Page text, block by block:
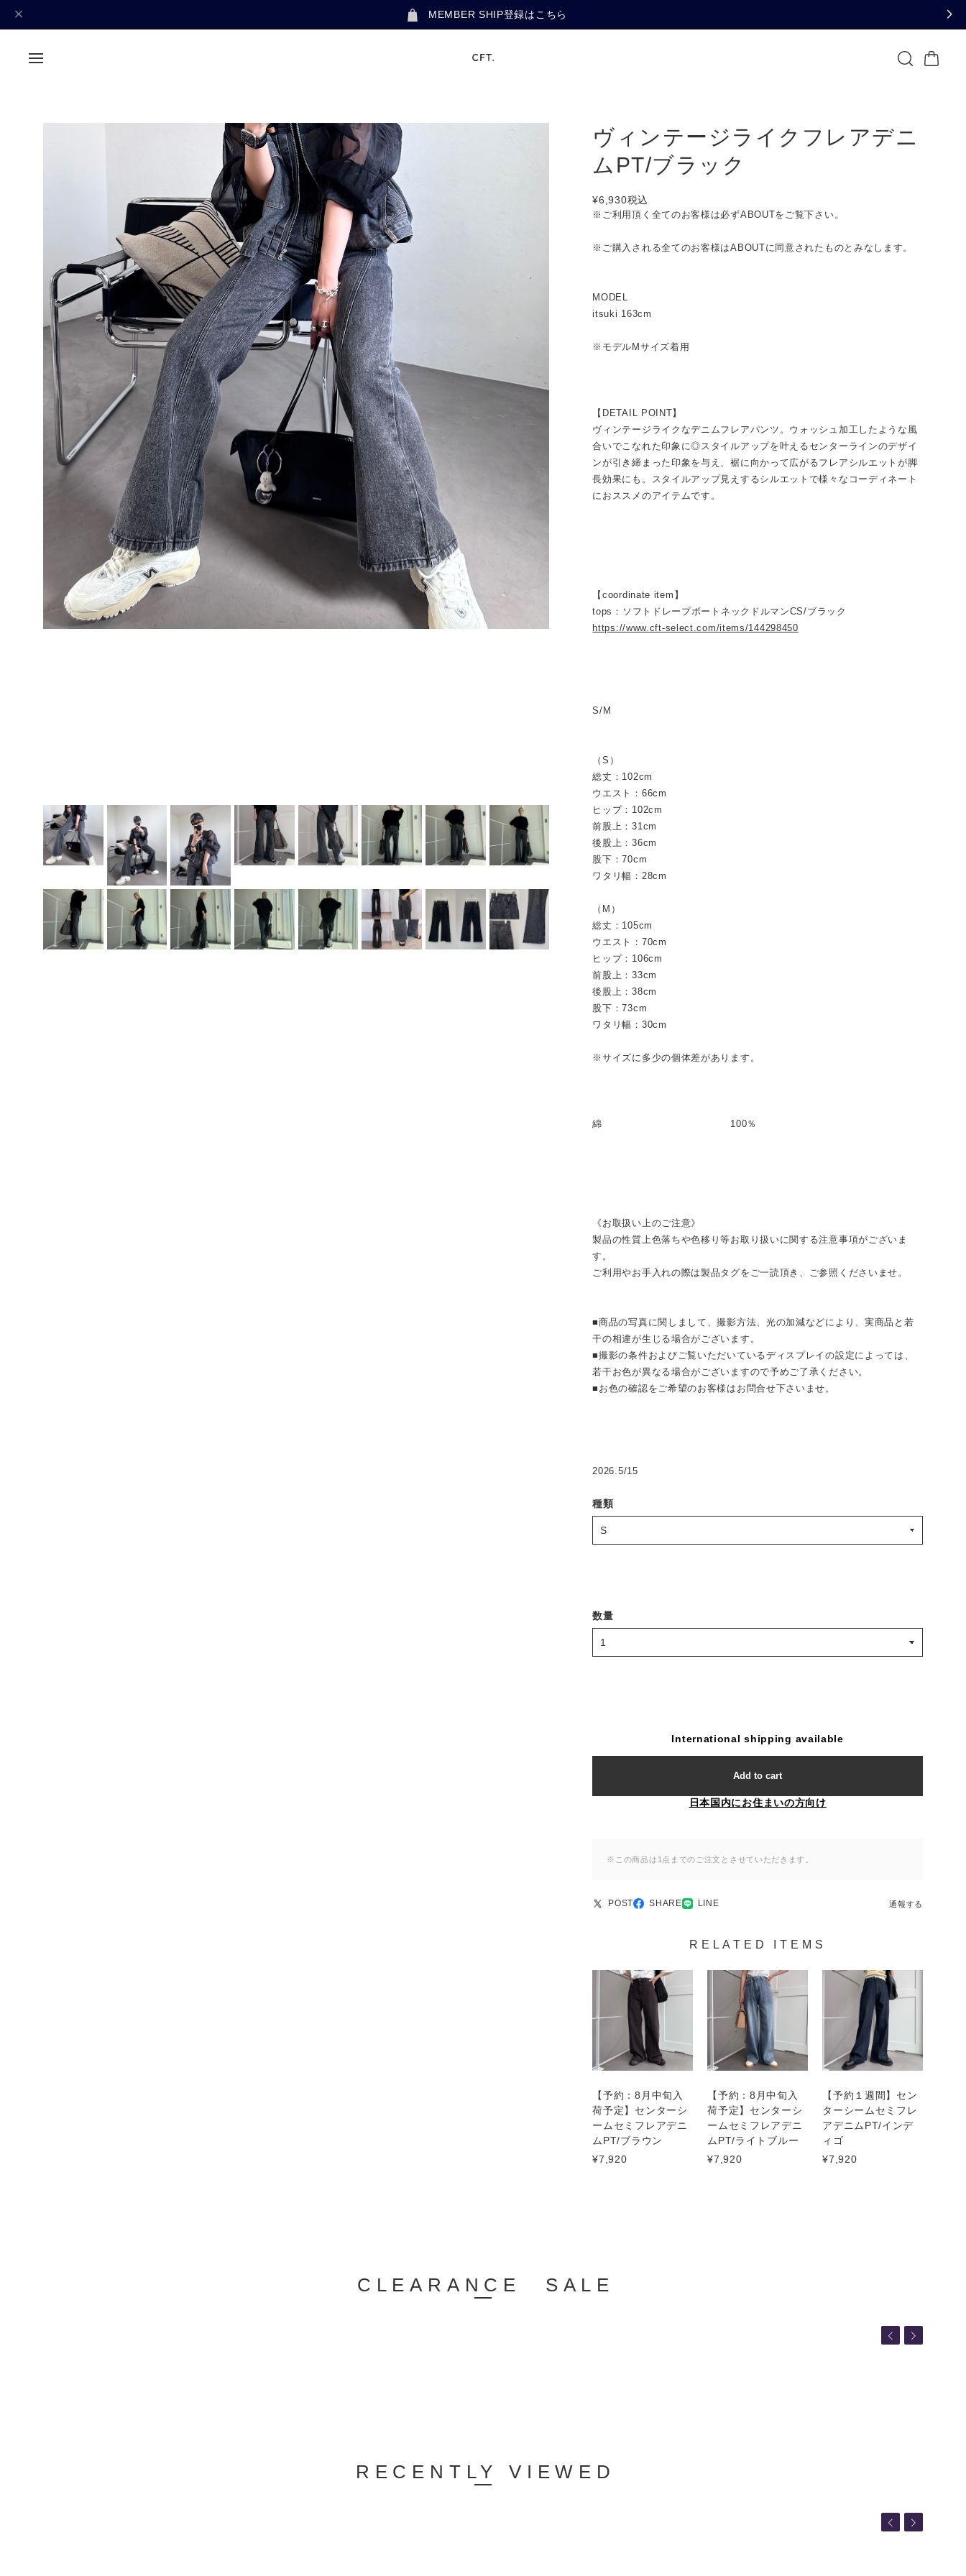
MEMBER SHIP登録はこちら
ヴィンテージライクフレアデニ
ムPT/ブラック
¥6,930税込
※ご利用頂く全てのお客様は必ずABOUTをご覧下さい。
※ご購入される全てのお客様はABOUTに同意されたものとみなします。
MODEL
itsuki 163cm
※モデルMサイズ着用
【DETAIL POINT】
ヴィンテージライクなデニムフレアパンツ。ウォッシュ加工したような風
合いでこなれた印象に◎スタイルアップを叶えるセンターラインのデザイ
ンが引き締まった印象を与え、裾に向かって広がるフレアシルエットが脚
長効果にも。スタイルアップ見えするシルエットで様々なコーディネート
におススメのアイテムです。
【coordinate item】
tops：ソフトドレープボートネックドルマンCS/ブラック
https://www.cft-select.com/items/144298450
S/M
（S）
総丈：102cm
ウエスト：66cm
ヒップ：102cm
前股上：31cm
後股上：36cm
股下：70cm
ワタリ幅：28cm
（M）
総丈：105cm
ウエスト：70cm
ヒップ：106cm
前股上：33cm
後股上：38cm
股下：73cm
ワタリ幅：30cm
※サイズに多少の個体差があります。
綿 100％
《お取扱い上のご注意》
製品の性質上色落ちや色移り等お取り扱いに関する注意事項がございま
す。
ご利用やお手入れの際は製品タグをご一読頂き、ご参照くださいませ。
■商品の写真に関しまして、撮影方法、光の加減などにより、実商品と若
干の相違が生じる場合がございます。
■撮影の条件およびご覧いただいているディスプレイの設定によっては、
若干お色が異なる場合がございますので予めご了承ください。
■お色の確認をご希望のお客様はお問合せ下さいませ。
2026.5/15
種類
数量
International shipping available
Add to cart
日本国内にお住まいの方向け
※この商品は1点までのご注文とさせていただきます。
POST SHARE LINE 通報する
RELATED ITEMS
【予約：8月中旬入
荷予定】センターシ
ームセミフレアデニ
ムPT/ブラウン
¥7,920
【予約：8月中旬入
荷予定】センターシ
ームセミフレアデニ
ムPT/ライトブルー
¥7,920
【予約１週間】セン
ターシームセミフレ
アデニムPT/インデ
ィゴ
¥7,920
CLEARANCE SALE
RECENTLY VIEWED